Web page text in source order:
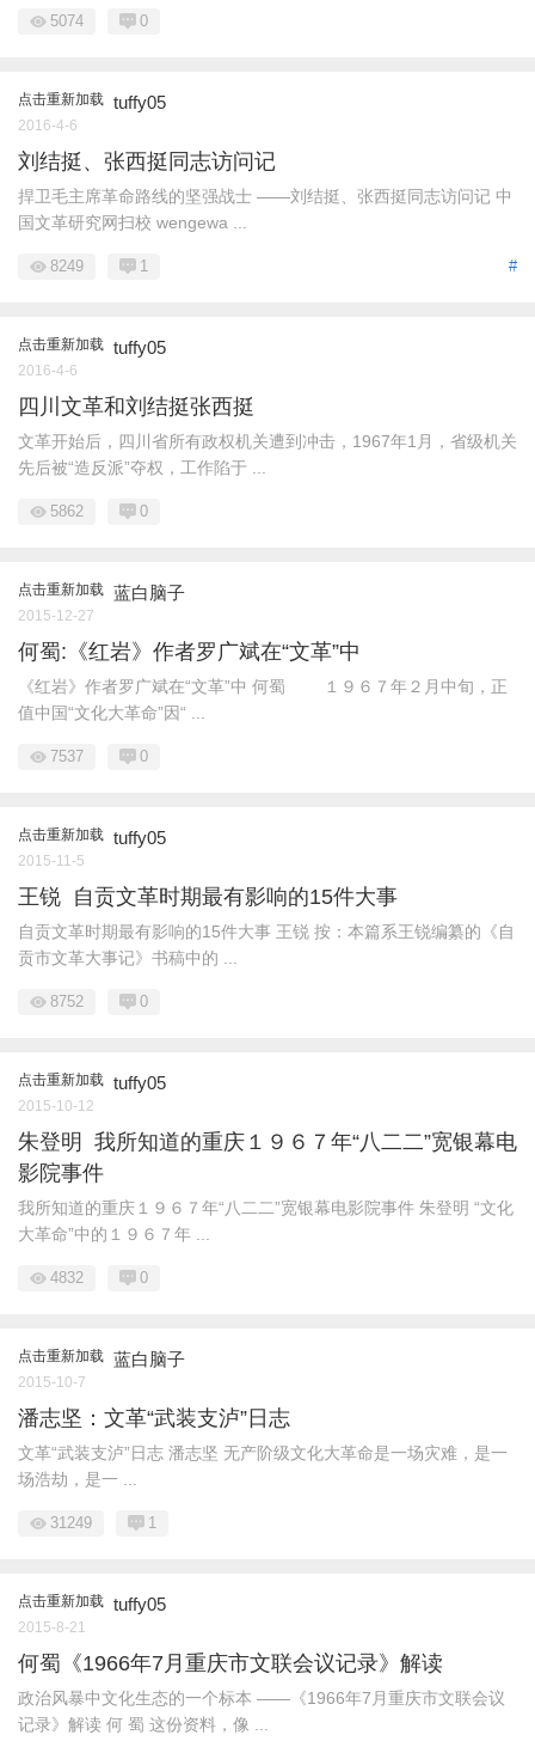
5074 0
点击重新加载 tuffy05
2016-4-6
刘结挺、张西挺同志访问记
捍卫毛主席革命路线的坚强战士 ——刘结挺、张西挺同志访问记 中
国文革研究网扫校 wengewa ...
#
8249 1
点击重新加载 tuffy05
2016-4-6
四川文革和刘结挺张西挺
文革开始后，四川省所有政权机关遭到冲击，1967年1月，省级机关
先后被“造反派”夺权，工作陷于 ...
5862 0
点击重新加载 蓝白脑子
2015-12-27
何蜀:《红岩》作者罗广斌在“文革”中
《红岩》作者罗广斌在“文革”中 何蜀 １９６７年２月中旬，正
值中国“文化大革命”因“ ...
7537 0
点击重新加载 tuffy05
2015-11-5
王锐 自贡文革时期最有影响的15件大事
自贡文革时期最有影响的15件大事 王锐 按：本篇系王锐编纂的《自
贡市文革大事记》书稿中的 ...
8752 0
点击重新加载 tuffy05
2015-10-12
朱登明 我所知道的重庆１９６７年“八二二”宽银幕电
影院事件
我所知道的重庆１９６７年“八二二”宽银幕电影院事件 朱登明 “文化
大革命”中的１９６７年 ...
4832 0
点击重新加载 蓝白脑子
2015-10-7
潘志坚：文革“武装支泸”日志
文革“武装支泸”日志 潘志坚 无产阶级文化大革命是一场灾难，是一
场浩劫，是一 ...
31249 1
点击重新加载 tuffy05
2015-8-21
何蜀《1966年7月重庆市文联会议记录》解读
政治风暴中文化生态的一个标本 ——《1966年7月重庆市文联会议
记录》解读 何 蜀 这份资料，像 ...